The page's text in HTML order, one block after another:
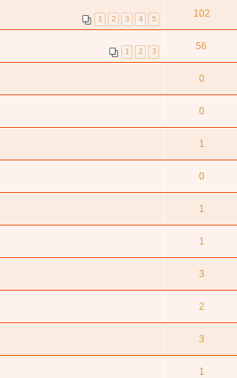
1 2 3 4 5 102
1 2 3 56
0
0
1
0
1
1
3
2
3
1